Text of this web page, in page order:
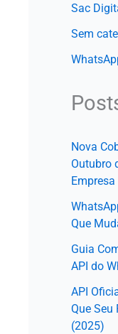
Sac
Sem
Nova
Outubro
Empresa
Que
Guia
API do
API
Que Seu
(2025)